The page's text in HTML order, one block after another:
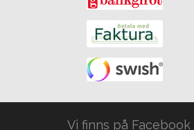
Vi finns på